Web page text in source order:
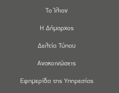
Το Ίλιον
Η Δήμαρχος
Δελτία Τύπου
Ανακοινώσεις
Εφημερίδα της Υπηρεσίας